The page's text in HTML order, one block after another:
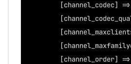
[channel_codec]
[channel_order]